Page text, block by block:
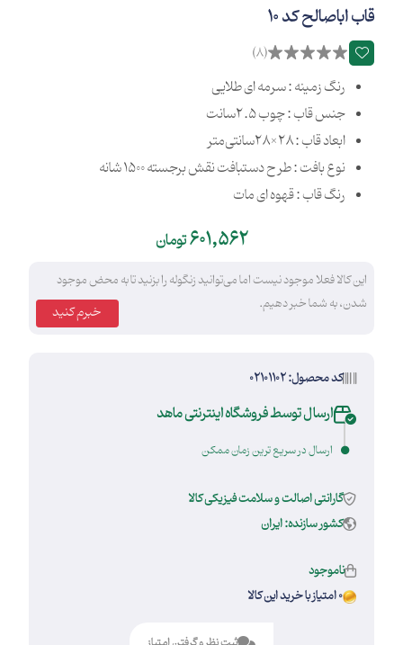
قاب اباصالح کد 10
(8)
رنگ زمینه : سرمه ای طلایی
جنس قاب : چوب 2.5سانت
ابعاد قاب : 28×28سانتی‌متر
نوع بافت : طرح دستبافت نقش برجسته 1500 شانه
رنگ قاب : قهوه ای مات
601,562تومان
این کالا فعلا موجود نیست اما می‌توانید زنگوله را بزنید تا به محض موجود
شدن، به شما خبر دهیم.
کد محصول: 02101102
ارسال توسط فروشگاه اینترنتی ماهد
ارسال در سریع ترین زمان ممکن
گارانتی اصالت و سلامت فیزیکی کالا
کشور سازنده: ایران
ناموجود
0 امتیاز با خرید این کالا